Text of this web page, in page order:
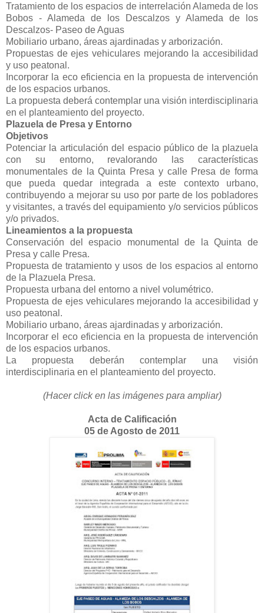
Tratamiento de los espacios de interrelación Alameda de los
Bobos - Alameda de los Descalzos y Alameda de los
Descalzos- Paseo de Aguas
Mobiliario urbano, áreas ajardinadas y arborización.
Propuestas de ejes vehiculares mejorando la accesibilidad
y uso peatonal.
Incorporar la eco eficiencia en la propuesta de intervención
de los espacios urbanos.
La propuesta deberá contemplar una visión interdisciplinaria
en el planteamiento del proyecto.
Plazuela de Presa y Entorno
Objetivos
Potenciar la articulación del espacio público de la plazuela
con su entorno, revalorando las características
monumentales de la Quinta Presa y calle Presa de forma
que pueda quedar integrada a este contexto urbano,
contribuyendo a mejorar su uso por parte de los pobladores
y visitantes, a través del equipamiento y/o servicios públicos
y/o privados.
Lineamientos a la propuesta
Conservación del espacio monumental de la Quinta de
Presa y calle Presa.
Propuesta de tratamiento y usos de los espacios al entorno
de la Plazuela Presa.
Propuesta urbana del entorno a nivel volumétrico.
Propuesta de ejes vehiculares mejorando la accesibilidad y
uso peatonal.
Mobiliario urbano, áreas ajardinadas y arborización.
Incorporar el eco eficiencia en la propuesta de intervención
de los espacios urbanos.
La propuesta deberán contemplar una visión
interdisciplinaria en el planteamiento del proyecto.
(Hacer click en las imágenes para ampliar)
Acta de Calificación
05 de Agosto de 2011